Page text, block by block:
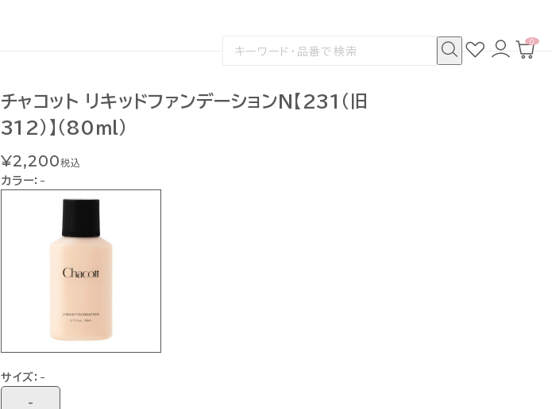
検
お
気
ロ
グ
カ
0
チャコット リキッドファンデーションN【231（旧
312）】（80ｍl)
¥2,200税込
カラー： -
サイズ： -
-